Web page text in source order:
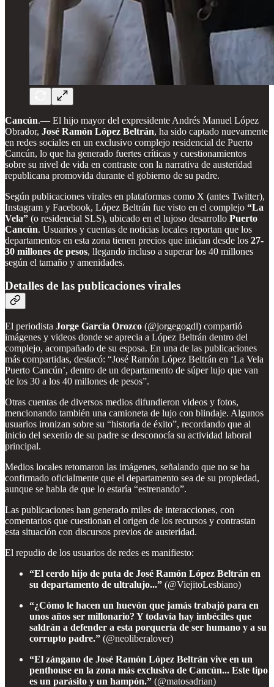
Cancún.— El hijo mayor del expresidente Andrés Manuel López
Obrador, José Ramón López Beltrán, ha sido captado nuevamente
en redes sociales en un exclusivo complejo residencial de Puerto
Cancún, lo que ha generado fuertes críticas y cuestionamientos
sobre su nivel de vida en contraste con la narrativa de austeridad
republicana promovida durante el gobierno de su padre.
Según publicaciones virales en plataformas como X (antes Twitter),
Instagram y Facebook, López Beltrán fue visto en el complejo “La
Vela” (o residencial SLS), ubicado en el lujoso desarrollo Puerto
Cancún. Usuarios y cuentas de noticias locales reportan que los
departamentos en esta zona tienen precios que inician desde los 27-
30 millones de pesos, llegando incluso a superar los 40 millones
según el tamaño y amenidades.
Detalles de las publicaciones virales
El periodista Jorge García Orozco (@jorgegogdl) compartió
imágenes y videos donde se aprecia a López Beltrán dentro del
complejo, acompañado de su esposa. En una de las publicaciones
más compartidas, destacó: “José Ramón López Beltrán en ‘La Vela
Puerto Cancún’, dentro de un departamento de súper lujo que van
de los 30 a los 40 millones de pesos”.
Otras cuentas de diversos medios difundieron videos y fotos,
mencionando también una camioneta de lujo con blindaje. Algunos
usuarios ironizan sobre su “historia de éxito”, recordando que al
inicio del sexenio de su padre se desconocía su actividad laboral
principal.
Medios locales retomaron las imágenes, señalando que no se ha
confirmado oficialmente que el departamento sea de su propiedad,
aunque se habla de que lo estaría “estrenando”.
Las publicaciones han generado miles de interacciones, con
comentarios que cuestionan el origen de los recursos y contrastan
esta situación con discursos previos de austeridad.
El repudio de los usuarios de redes es manifiesto:
“El cerdo hijo de puta de José Ramón López Beltrán en
su departamento de ultralujo...” (@ViejitoLesbiano)
“¿Cómo le hacen un huevón que jamás trabajó para en
unos años ser millonario? Y todavía hay imbéciles que
saldrán a defender a esta porquería de ser humano y a su
corrupto padre.” (@neoliberalover)
“El zángano de José Ramón López Beltrán vive en un
penthouse en la zona más exclusiva de Cancún... Este tipo
es un parásito y un hampón.” (@matosadrian)